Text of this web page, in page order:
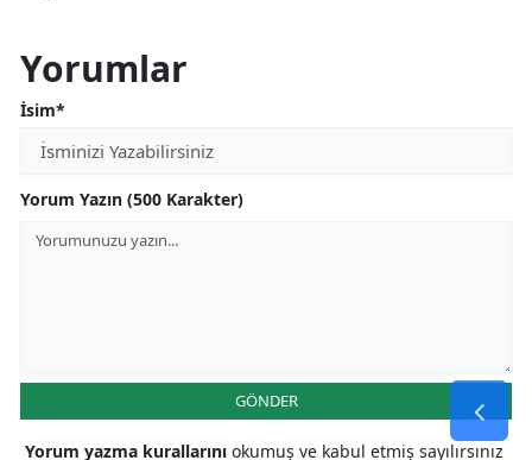
Yorumlar
İsim*
Yorum Yazın (500 Karakter)
GÖNDER
Yorum yazma kurallarını okumuş ve kabul etmiş sayılırsınız